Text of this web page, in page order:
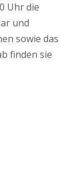
Uhr die
und
sowie das
finden sie